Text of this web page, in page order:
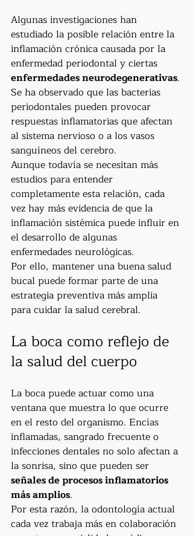
Algunas investigaciones han
estudiado la posible relación entre la
inflamación crónica causada por la
enfermedad periodontal y ciertas
enfermedades neurodegenerativas.
Se ha observado que las bacterias
periodontales pueden provocar
respuestas inflamatorias que afectan
al sistema nervioso o a los vasos
sanguíneos del cerebro.
Aunque todavía se necesitan más
estudios para entender
completamente esta relación, cada
vez hay más evidencia de que la
inflamación sistémica puede influir en
el desarrollo de algunas
enfermedades neurológicas.
Por ello, mantener una buena salud
bucal puede formar parte de una
estrategia preventiva más amplia
para cuidar la salud cerebral.
La boca como reflejo de
la salud del cuerpo
La boca puede actuar como una
ventana que muestra lo que ocurre
en el resto del organismo. Encías
inflamadas, sangrado frecuente o
infecciones dentales no solo afectan a
la sonrisa, sino que pueden ser
señales de procesos inflamatorios
más amplios.
Por esta razón, la odontología actual
cada vez trabaja más en colaboración